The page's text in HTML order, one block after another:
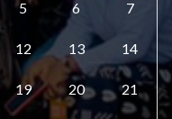
5 6 7
12 13 14
19 20 21